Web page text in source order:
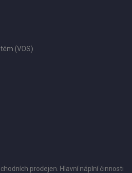
(VOS)
prodejen. Hlavní náplní činnosti